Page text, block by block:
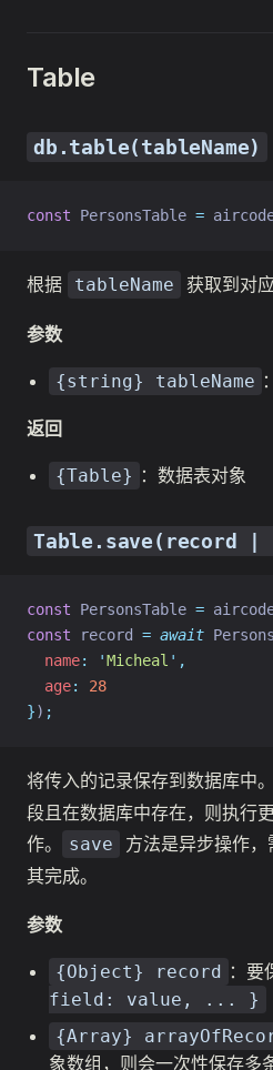
Table
db.table(tableName)
const PersonsTable =
根据 tableName 获取到对
参数
{string} tableName
返回
{Table} ：数据表对象
Table.save(record |
const PersonsTable =
const record = await
name: 'Micheal ' ,
age:
28
}) ;
将传入的记录保存到数据库中
段且在数据库中存在，则执行
作。
save 方法是异步操作，
其完成。
参数
{Object} record ：要
field: value, ... }
{Array}
象数组，则会一次性保存多